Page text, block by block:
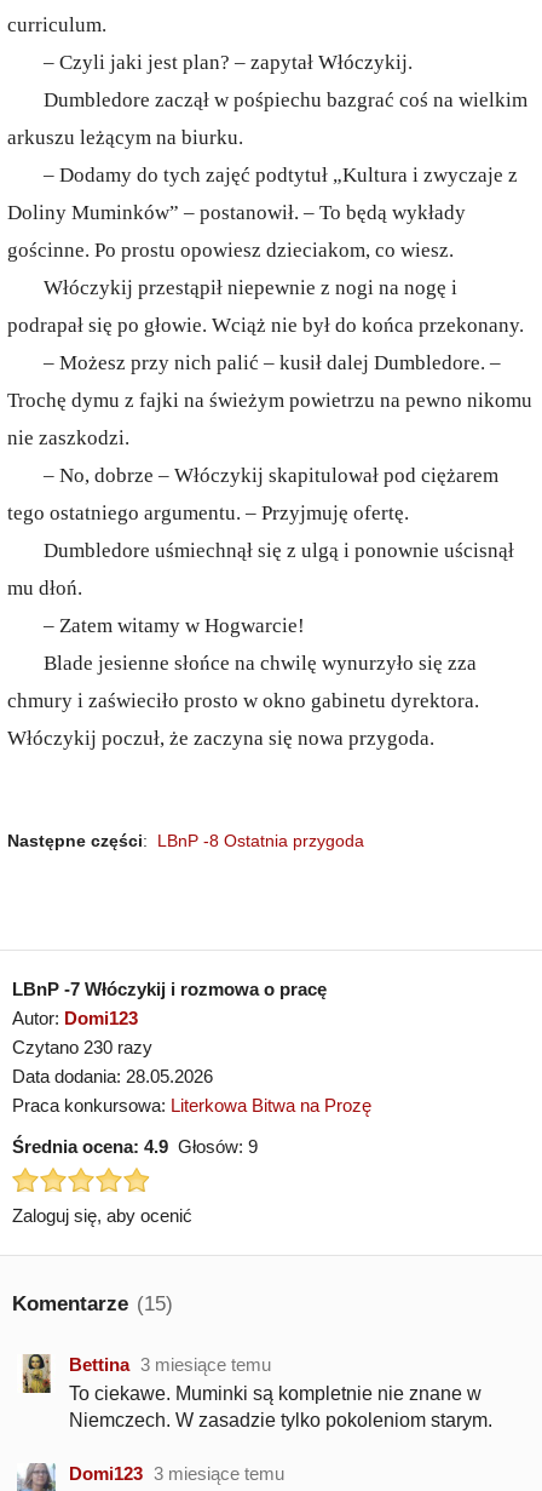
curriculum.
– Czyli jaki jest plan? – zapytał Włóczykij.
Dumbledore zaczął w pośpiechu bazgrać coś na wielkim
arkuszu leżącym na biurku.
– Dodamy do tych zajęć podtytuł „Kultura i zwyczaje z
Doliny Muminków” – postanowił. – To będą wykłady
gościnne. Po prostu opowiesz dzieciakom, co wiesz.
Włóczykij przestąpił niepewnie z nogi na nogę i
podrapał się po głowie. Wciąż nie był do końca przekonany.
– Możesz przy nich palić – kusił dalej Dumbledore. –
Trochę dymu z fajki na świeżym powietrzu na pewno nikomu
nie zaszkodzi.
– No, dobrze – Włóczykij skapitulował pod ciężarem
tego ostatniego argumentu. – Przyjmuję ofertę.
Dumbledore uśmiechnął się z ulgą i ponownie uścisnął
mu dłoń.
– Zatem witamy w Hogwarcie!
Blade jesienne słońce na chwilę wynurzyło się zza
chmury i zaświeciło prosto w okno gabinetu dyrektora.
Włóczykij poczuł, że zaczyna się nowa przygoda.
Następne części: LBnP -8 Ostatnia przygoda
LBnP -7 Włóczykij i rozmowa o pracę
Autor: Domi123
Czytano 230 razy
Data dodania: 28.05.2026
Praca konkursowa: Literkowa Bitwa na Prozę
Średnia ocena: 4.9 Głosów: 9
Zaloguj się, aby ocenić
Komentarze (15)
Bettina 3 miesiące temu
To ciekawe. Muminki są kompletnie nie znane w
Niemczech. W zasadzie tylko pokoleniom starym.
Domi123 3 miesiące temu